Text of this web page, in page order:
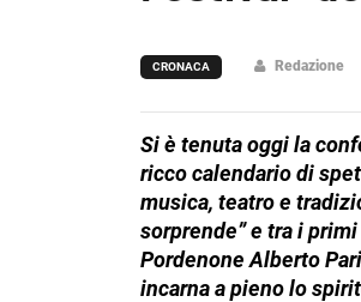
CRONACA Redazione
Si è tenuta oggi la
ricco calendario di
musica, teatro e
sorprende” e tra i
Pordenone Alberto
incarna a pieno lo